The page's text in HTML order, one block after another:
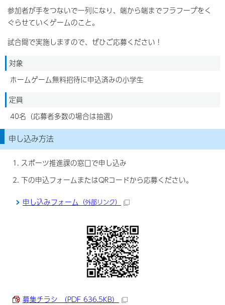
参加者が手をつないで一列になり、端から端までフラフープをく
ぐらせていくゲームのこと。
試合間で実施しますので、ぜひご応募ください！
対象
ホームゲーム無料招待に申込済みの小学生
定員
40名（応募者多数の場合は抽選）
申し込み方法
スポーツ推進課の窓口で申し込み
下の申込フォームまたはQRコードから応募ください。
申し込みフォーム （外部リンク）
募集チラシ （PDF 636.5KB）